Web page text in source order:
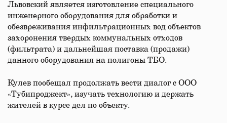
Львовский является изготовление специального
инженерного оборудования для обработки и
обезвреживания инфильтрационных вод объектов
захоронения твердых коммунальных отходов
(фильтрата) и дальнейшая поставка (продажи)
данного оборудования на полигоны ТБО.
Кулев пообещал продолжать вести диалог с ООО
«Тубипроджект», изучать технологию и держать
жителей в курсе дел по объекту.